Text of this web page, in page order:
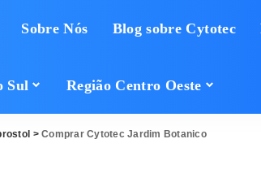
Sobre Nós Blog sobre Cytotec
Sul Região Centro Oeste
>Comprar Cytotec Jardim Botanico